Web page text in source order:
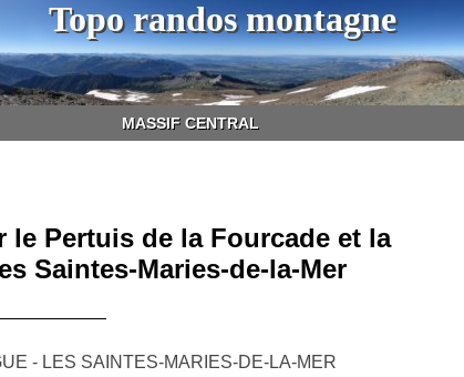
Topo randos montagne
MASSIF CENTRAL
le Pertuis de la Fourcade et la
Saintes-Maries-de-la-Mer
- LES SAINTES-MARIES-DE-LA-MER